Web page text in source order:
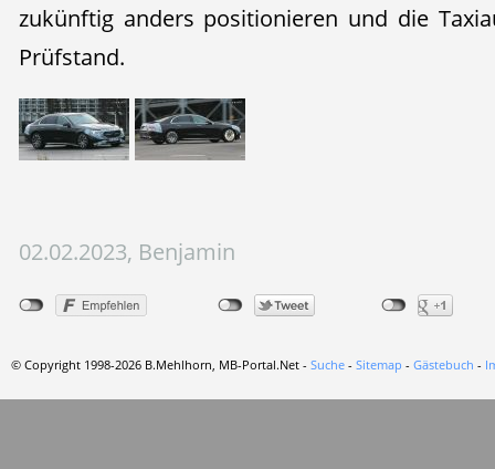
zukünftig anders positionieren und die
Prüfstand.
02.02.2023, Benjamin
© Copyright 1998-2026 B.Mehlhorn, MB-Portal.Net - Suche - Sitemap - Gästebuch -